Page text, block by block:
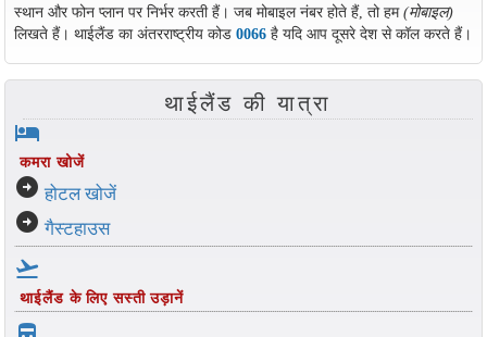
स्थान और फोन प्लान पर निर्भर करती हैं। जब मोबाइल नंबर होते हैं, तो हम(मोबाइल)
लिखते हैं। थाईलैंड का अंतरराष्ट्रीय कोड 0066है यदि आप दूसरे देश से कॉल करते हैं।
थाईलैंड की यात्रा
hotel
कमरा खोजें
arrow_circle_right होटल खोजें
arrow_circle_right गैस्टहाउस
flight_takeoff
थाईलैंड के लिए सस्ती उड़ानें